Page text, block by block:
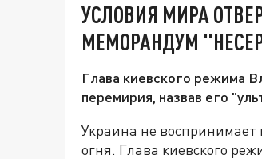
УСЛОВИЯ МИРА
МЕМОРАНДУМ
Глава киевского режима
перемирия, назвав его
Украина не
огня. Глава киевского